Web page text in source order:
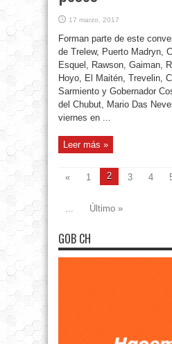
17 marzo, 2017
Forman parte de este
de Trelew, Puerto Madryn,
Esquel, Rawson, Gaiman,
Hoyo, El Maitén, Trevelin,
Sarmiento y Gobernador
del Chubut, Mario Das
viernes en ...
Leer más »
« 1 2 3 4
...
Último »
GOB CH